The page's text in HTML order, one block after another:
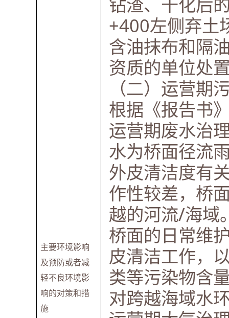
主要环境影响
及预防或者减
轻不良环境影
响的对策和措
施
+400左侧弃土
含油抹布和隔
资质的单位处
（二）运营期
根据《报告书
运营期废水治
水为桥面径流
外皮清洁度有
作性较差，桥
越的河流/海域
桥面的日常维
皮清洁工作，
类等污染物含
对跨越海域水